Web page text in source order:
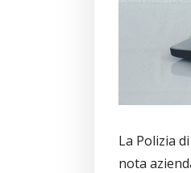
La Polizia
nota